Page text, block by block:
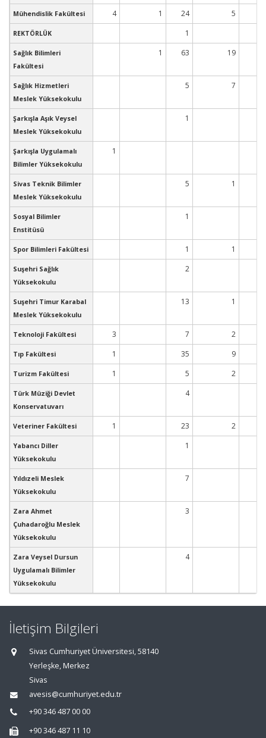
Mühendislik Fakültesi 4 1 24 5
REKTÖRLÜK 1
Sağlık Bilimleri
Fakültesi
1 63 19
Sağlık Hizmetleri
Meslek Yüksekokulu
5 7
Şarkışla Aşık Veysel
Meslek Yüksekokulu
1
Şarkışla Uygulamalı
Bilimler Yüksekokulu
1
Sivas Teknik Bilimler
Meslek Yüksekokulu
5 1
Sosyal Bilimler
Enstitüsü
1
Spor Bilimleri Fakültesi 1 1
Suşehri Sağlık
Yüksekokulu
2
Suşehri Timur Karabal
Meslek Yüksekokulu
13 1
Teknoloji Fakültesi 3 7 2
Tıp Fakültesi 1 35 9
Turizm Fakültesi 1 5 2
Türk Müziği Devlet
Konservatuvarı
4
Veteriner Fakültesi 1 23 2
Yabancı Diller
Yüksekokulu
1
Yıldızeli Meslek
Yüksekokulu
7
Zara Ahmet
Çuhadaroğlu Meslek
Yüksekokulu
3
Zara Veysel Dursun
Uygulamalı Bilimler
Yüksekokulu
4
İletişim Bilgileri
Sivas Cumhuriyet Üniversitesi, 58140
Yerleşke, Merkez
Sivas
avesis@cumhuriyet.edu.tr
+90 346 487 00 00
+90 346 487 11 10